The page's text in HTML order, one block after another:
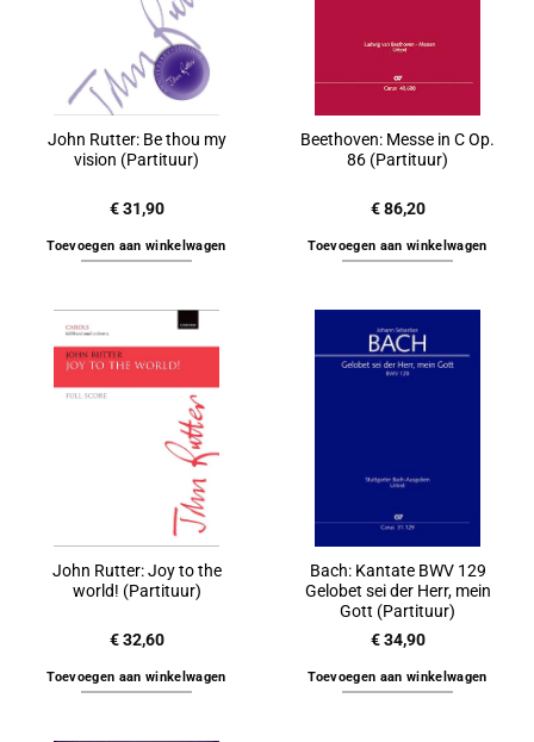
John Rutter: Be thou my
vision (Partituur)
€31,90
Toevoegen aan winkelwagen
Beethoven: Messe in C Op.
86 (Partituur)
€86,20
Toevoegen aan winkelwagen
John Rutter: Joy to the
world! (Partituur)
€32,60
Toevoegen aan winkelwagen
Bach: Kantate BWV 129
Gelobet sei der Herr, mein
Gott (Partituur)
€34,90
Toevoegen aan winkelwagen